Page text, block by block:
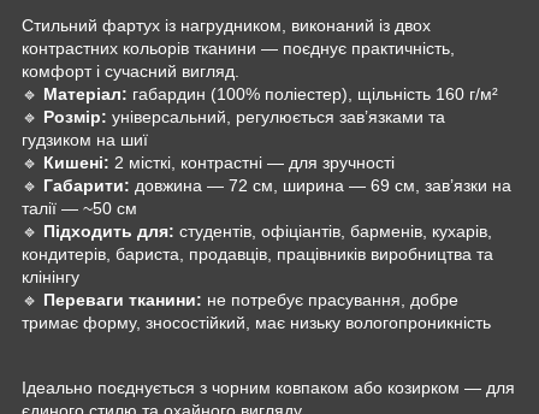
Стильний фартух із нагрудником, виконаний із двох
контрастних кольорів тканини — поєднує практичність,
комфорт і сучасний вигляд.
🔹 Матеріал: габардин (100% поліестер), щільність 160 г/м²
🔹 Розмір: універсальний, регулюється зав’язками та
гудзиком на шиї
🔹 Кишені: 2 місткі, контрастні — для зручності
🔹 Габарити: довжина — 72 см, ширина — 69 см, зав’язки на
талії — ~50 см
🔹 Підходить для: студентів, офіціантів, барменів, кухарів,
кондитерів, бариста, продавців, працівників виробництва та
клінінгу
🔹 Переваги тканини: не потребує прасування, добре
тримає форму, зносостійкий, має низьку вологопроникність
Ідеально поєднується з чорним ковпаком або козирком — для
єдиного стилю та охайного вигляду